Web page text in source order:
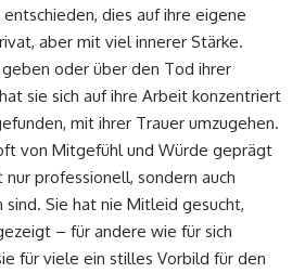
entschieden, dies auf ihre eigene
aber mit viel innerer Stärke.
oder über den Tod ihrer
sie sich auf ihre Arbeit konzentriert
mit ihrer Trauer umzugehen.
von Mitgefühl und Würde geprägt
professionell, sondern auch
sind. Sie hat nie Mitleid gesucht,
– für andere wie für sich
für viele ein stilles Vorbild für den